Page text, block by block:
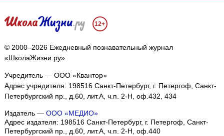
12+
© 2000–2026 Ежедневный познавательный журнал
«ШколаЖизни.ру»
Учредитель — ООО «Квантор»
Адрес учредителя: 198516 Санкт-Петербург, г. Петергоф, Санкт-
Петербургский пр., д.60, лит.А, ч.п. 2-Н, оф.432, 434
Издатель — ООО «МЕДИО»
Адрес издателя: 198516 Санкт-Петербург, г. Петергоф, Санкт-
Петербургский пр., д.60, лит.А, ч.п. 2-Н, оф.440